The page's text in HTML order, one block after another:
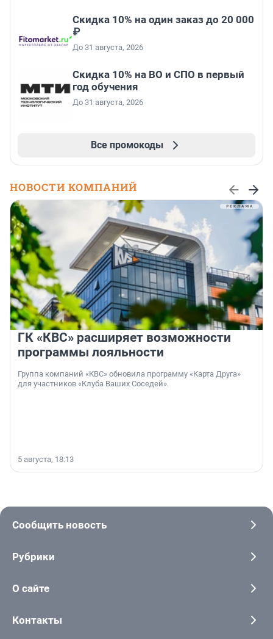
Скидка 10% на один заказ до 20 000
₽
До 31 августа, 2026
Скидка 10% на ВО и СПО в первый
год обучения
До 31 августа, 2026
Все промокоды
НОВОСТИ КОМПАНИЙ
ГК «КВС» расширяет возможности
программы лояльности
Группа компаний «КВС» обновила программу «Карта Друга»
для участников «Клуба Ваших Соседей».
5 августа, 18:13
Сообщить новость
Рубрики
О сайте
Контакты